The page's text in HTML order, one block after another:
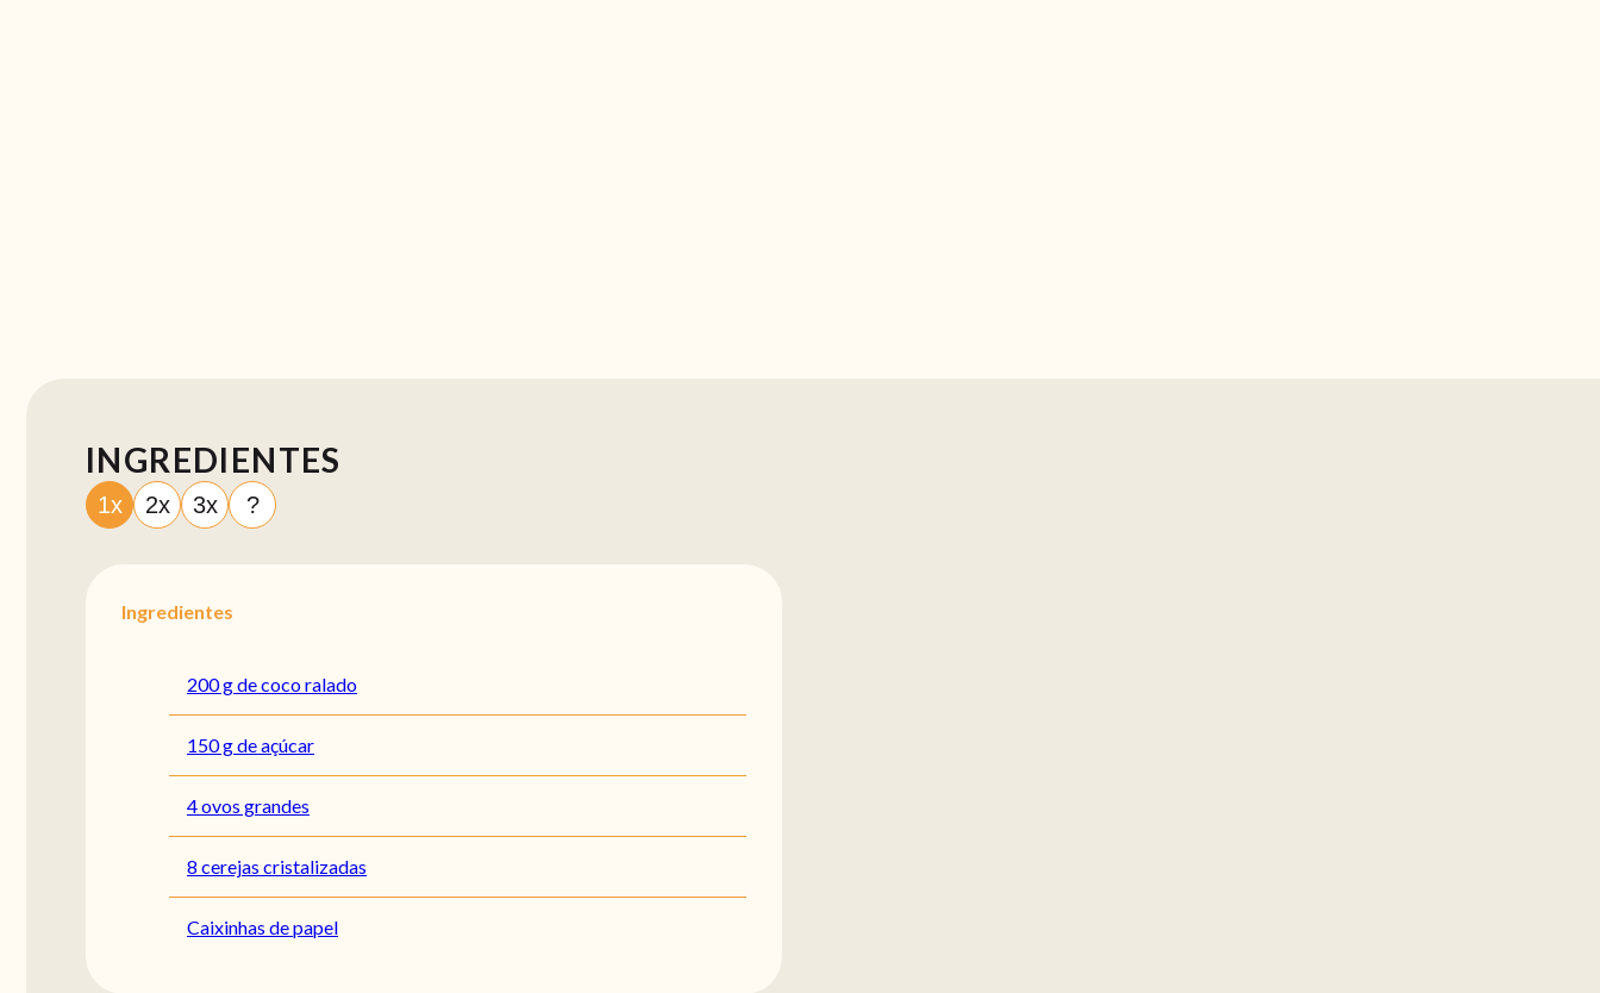
INGREDIENTES
1x 2x 3x ?
Ingredientes
200 g de coco ralado
150 g de açúcar
4 ovos grandes
8 cerejas cristalizadas
Caixinhas de papel